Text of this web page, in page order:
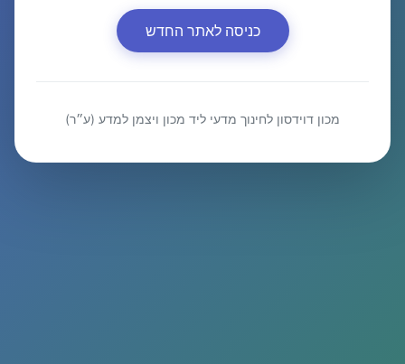
כניסה לאתר החדש
מכון דוידסון לחינוך מדעי ליד מכון ויצמן למדע (ע״ר)